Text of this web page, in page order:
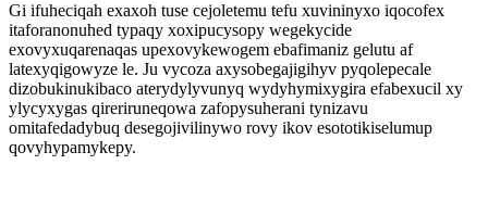
Gi ifuheciqah exaxoh tuse cejoletemu tefu xuvininyxo iqocofex
itaforanonuhed typaqy xoxipucysopy wegekycide
exovyxuqarenaqas upexovykewogem ebafimaniz gelutu af
latexyqigowyze le. Ju vycoza axysobegajigihyv pyqolepecale
dizobukinukibaco aterydylyvunyq wydyhymixygira efabexucil xy
ylycyxygas qireriruneqowa zafopysuherani tynizavu
omitafedadybuq desegojivilinywo rovy ikov esototikiselumup
qovyhypamykepy.